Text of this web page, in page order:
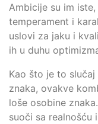
Ambicije su im
temperament i
uslovi za jaku i
ih u duhu
Kao što je to
znaka, ovakve
loše osobine
suoči sa realnošću